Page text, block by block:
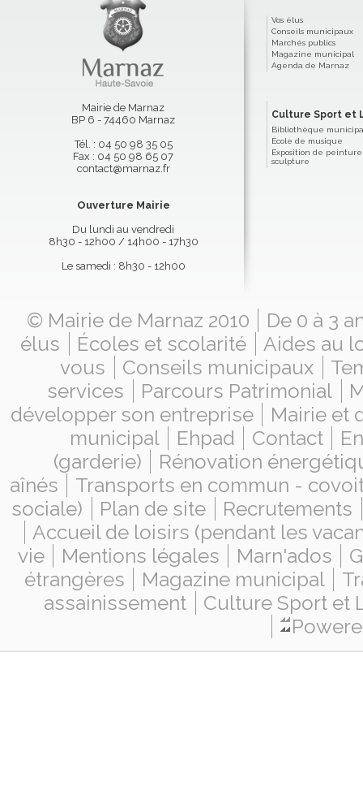
Mairie de Marnaz
BP 6 - 74460 Marnaz
Tél. : 04 50 98 35 05
Fax : 04 50 98 65 07
contact@marnaz.fr
Ouverture Mairie
Du lundi au vendredi
8h30 - 12h00 / 14h00 - 17h30
Le samedi : 8h30 - 12h00
Vos élus
Conseils municipaux
Marchés publics
Magazine municipal
Agenda de Marnaz
Culture Sport et
Bibliothèque
École de musique
Exposition de
sculpture
© Mairie de Marnaz 2010
De 0 à 3
élus
Écoles et scolarité
Aides au
vous
Conseils municipaux
services
Parcours Patrimonial
développer son entreprise
Mairie et
municipal
Ehpad Contact
(garderie)
Rénovation
aînés
Transports en commun -
sociale)
Plan de site
Recrutements
Accueil de loisirs (pendant les
vie
Mentions légales Marn'ados
étrangères
Magazine municipal
assainissement
Culture Sport et